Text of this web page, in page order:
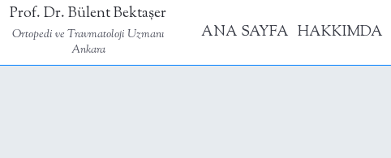
Skip
to
Prof. Dr. Bülent Bektaşer
Ortopedi ve Travmatoloji Uzmanı
Ankara
ANA SAYFA HAKKIMDA